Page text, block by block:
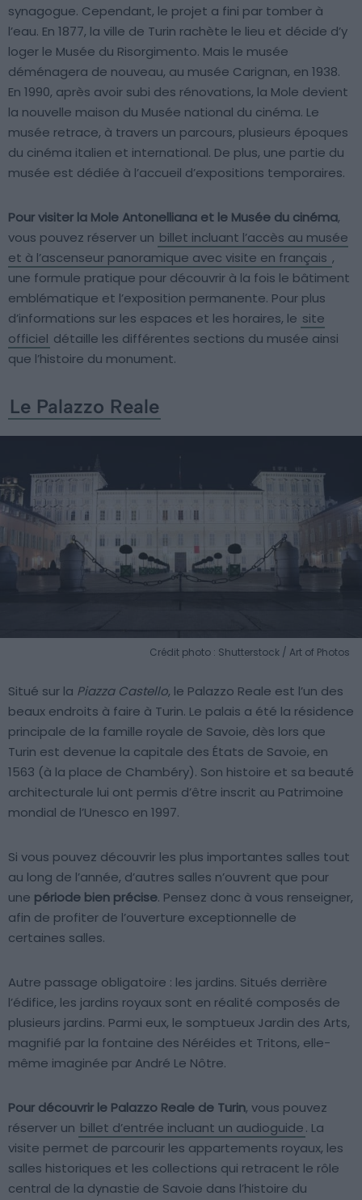
synagogue. Cependant, le projet a fini par tomber à
l’eau. En 1877, la ville de Turin rachète le lieu et décide d’y
loger le Musée du Risorgimento. Mais le musée
déménagera de nouveau, au musée Carignan, en 1938.
En 1990, après avoir subi des rénovations, la Mole devient
la nouvelle maison du Musée national du cinéma. Le
musée retrace, à travers un parcours, plusieurs époques
du cinéma italien et international. De plus, une partie du
musée est dédiée à l’accueil d’expositions temporaires.
Pour visiter la Mole Antonelliana et le Musée du cinéma,
vous pouvez réserver un billet incluant l’accès au musée
et à l’ascenseur panoramique avec visite en français ,
une formule pratique pour découvrir à la fois le bâtiment
emblématique et l’exposition permanente. Pour plus
d’informations sur les espaces et les horaires, le site
officiel détaille les différentes sections du musée ainsi
que l’histoire du monument.
Le Palazzo Reale
Crédit photo : Shutterstock / Art of Photos
Situé sur la Piazza Castello, le Palazzo Reale est l’un des
beaux endroits à faire à Turin. Le palais a été la résidence
principale de la famille royale de Savoie, dès lors que
Turin est devenue la capitale des États de Savoie, en
1563 (à la place de Chambéry). Son histoire et sa beauté
architecturale lui ont permis d’être inscrit au Patrimoine
mondial de l’Unesco en 1997.
Si vous pouvez découvrir les plus importantes salles tout
au long de l’année, d’autres salles n’ouvrent que pour
une période bien précise. Pensez donc à vous renseigner,
afin de profiter de l’ouverture exceptionnelle de
certaines salles.
Autre passage obligatoire : les jardins. Situés derrière
l’édifice, les jardins royaux sont en réalité composés de
plusieurs jardins. Parmi eux, le somptueux Jardin des Arts,
magnifié par la fontaine des Néréides et Tritons, elle-
même imaginée par André Le Nôtre.
Pour découvrir le Palazzo Reale de Turin, vous pouvez
réserver un billet d’entrée incluant un audioguide. La
visite permet de parcourir les appartements royaux, les
salles historiques et les collections qui retracent le rôle
central de la dynastie de Savoie dans l’histoire du